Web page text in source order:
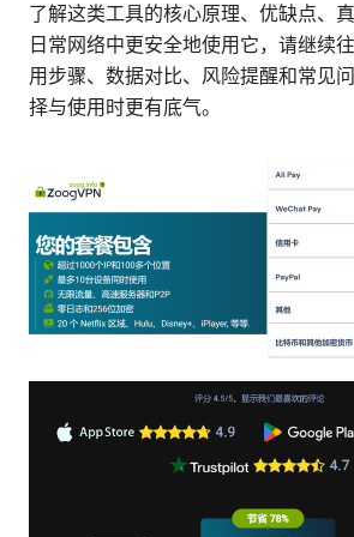
了解这类工具的核心原理、优缺点、
日常网络中更安全地使用它，请继续
用步骤、数据对比、风险提醒和常见
择与使用时更有底气。